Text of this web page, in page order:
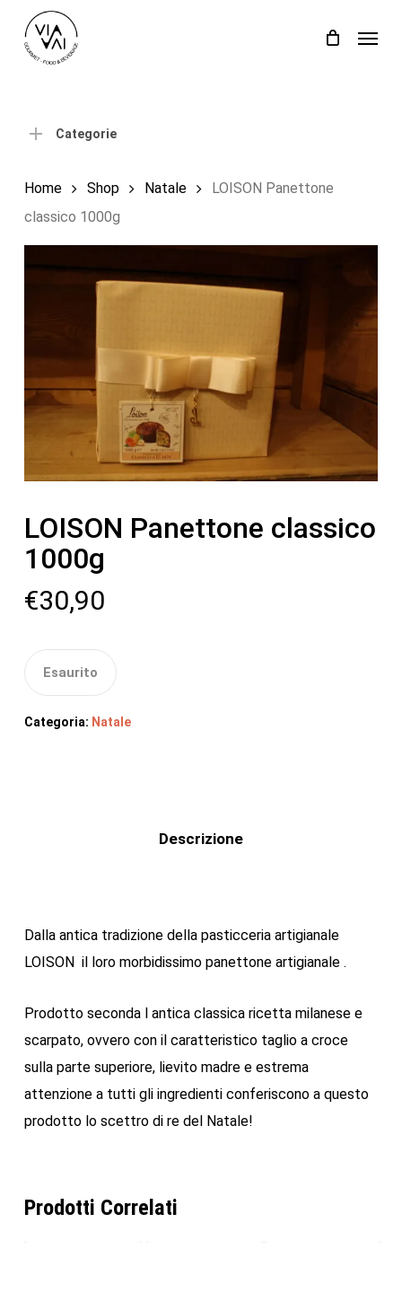
Carrello Close
Categorie
Home Shop Natale
LOISON Panettone
classico 1000g
LOISON Panettone classico
1000g
€30,90
Esaurito
Categoria: Natale
Descrizione
Dalla antica tradizione della pasticceria artigianale
LOISON il loro morbidissimo panettone artigianale .
Prodotto seconda l antica classica ricetta milanese e
scarpato, ovvero con il caratteristico taglio a croce
sulla parte superiore, lievito madre e estrema
attenzione a tutti gli ingredienti conferiscono a questo
prodotto lo scettro di re del Natale!
Prodotti Correlati